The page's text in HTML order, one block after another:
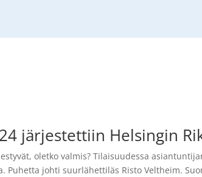
järjestettiin Helsingin
oletko valmis? Tilaisuudessa
Puhetta johti suurlähettiläs Risto Veltheim.